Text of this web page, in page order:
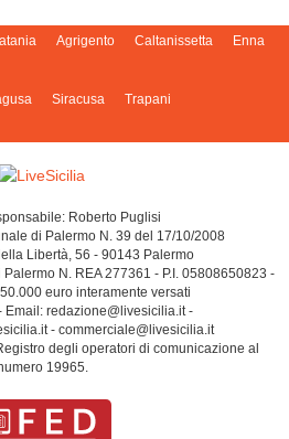
Agrigento Caltanissetta Enna
Siracusa Trapani
Roberto Puglisi
di Palermo N. 39 del 17/10/2008
Libertà, 56 - 90143 Palermo
N. REA 277361 - P.I. 05808650823 -
euro interamente versati
Email: redazione@livesicilia.it -
- commerciale@livesicilia.it
degli operatori di comunicazione al
19965.